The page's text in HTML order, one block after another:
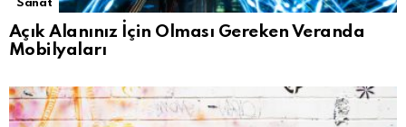
Sanat
Açık Alanınız İçin Olması Gereken Veranda
Mobilyaları